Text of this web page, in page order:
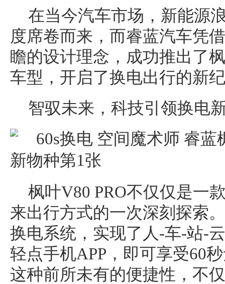
在当今汽车市场，新能源
度席卷而来，而睿蓝汽车凭
瞻的设计理念，成功推出了
车型，开启了换电出行的新
智驭未来，科技引领换电
枫叶V80 PRO不仅仅是一
来出行方式的一次深刻探索
换电系统，实现了人-车-站-
轻点手机APP，即可享受60
这种前所未有的便捷性，不